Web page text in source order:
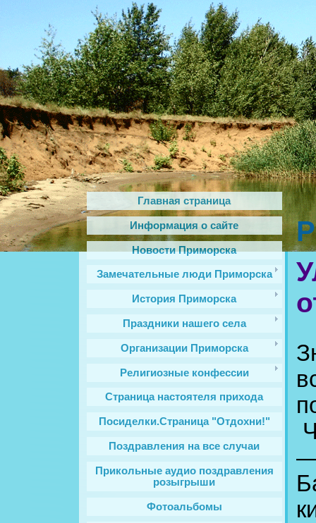
Главная страница
Информация о сайте
Новости Приморска
Замечательные люди Приморска
История Приморска
Праздники нашего села
Организации Приморска
Религиозные конфессии
Cтраница настоятеля прихода
Посиделки.Страница "Отдохни!"
Поздравления на все случаи
Прикольные аудио поздравления
розыгрыши
Фотоальбомы
—